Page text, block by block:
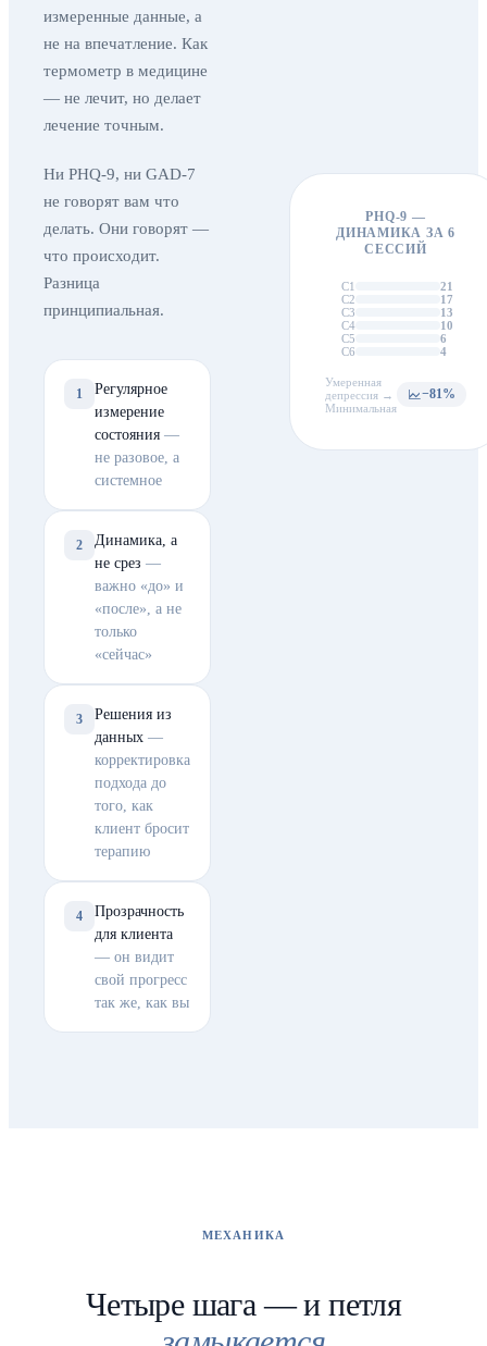
измеренные данные, а
не на впечатление. Как
термометр в медицине
— не лечит, но делает
лечение точным.
Ни PHQ-9, ни GAD-7
не говорят вам что
делать. Они говорят —
что происходит.
Разница
принципиальная.
1
Регулярное
измерение
состояния —
не разовое, а
системное
2
Динамика, а
не срез —
важно «до» и
«после», а не
только
«сейчас»
3
Решения из
данных —
корректировка
подхода до
того, как
клиент бросит
терапию
4
Прозрачность
для клиента
— он видит
свой прогресс
так же, как вы
PHQ-9 —
ДИНАМИКА ЗА 6
СЕССИЙ
С1
21
С2
17
С3
13
С4
10
С5
6
С6
4
Умеренная
депрессия →
Минимальная
−81%
МЕХАНИКА
Четыре шага — и петля